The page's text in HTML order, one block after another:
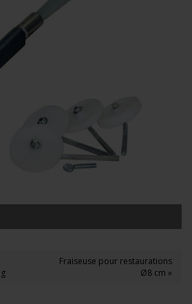
Fraiseuse pour restaurations
Ø8 cm »